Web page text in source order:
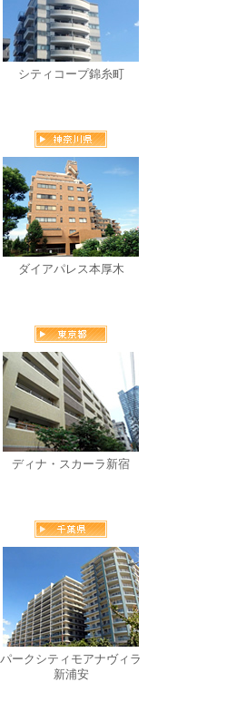
シティコープ錦糸町
ダイアパレス本厚木
ディナ・スカーラ新宿
パークシティモアナヴィラ
新浦安